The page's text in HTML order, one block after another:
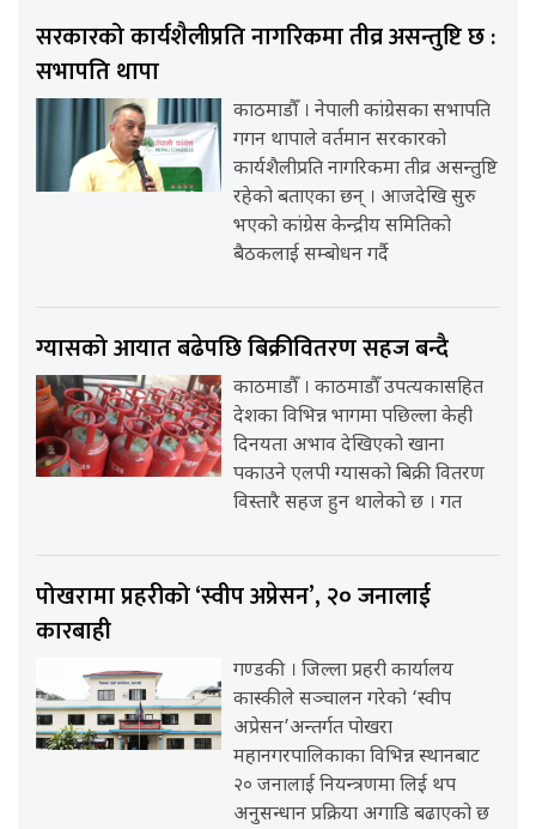
सरकारको कार्यशैलीप्रति नागरिकमा तीव्र असन्तुष्टि छ :
सभापति थापा
काठमाडौँ । नेपाली कांग्रेसका सभापति
गगन थापाले वर्तमान सरकारको
कार्यशैलीप्रति नागरिकमा तीव्र असन्तुष्टि
रहेको बताएका छन् । आजदेखि सुरु
भएको कांग्रेस केन्द्रीय समितिको
बैठकलाई सम्बोधन गर्दै
ग्यासको आयात बढेपछि बिक्रीवितरण सहज बन्दै
काठमाडौँ । काठमाडौँ उपत्यकासहित
देशका विभिन्न भागमा पछिल्ला केही
दिनयता अभाव देखिएको खाना
पकाउने एलपी ग्यासको बिक्री वितरण
विस्तारै सहज हुन थालेको छ । गत
पोखरामा प्रहरीको ‘स्वीप अप्रेसन’, २० जनालाई
कारबाही
गण्डकी । जिल्ला प्रहरी कार्यालय
कास्कीले सञ्चालन गरेको ‘स्वीप
अप्रेसन’अन्तर्गत पोखरा
महानगरपालिकाका विभिन्न स्थानबाट
२० जनालाई नियन्त्रणमा लिई थप
अनुसन्धान प्रक्रिया अगाडि बढाएको छ